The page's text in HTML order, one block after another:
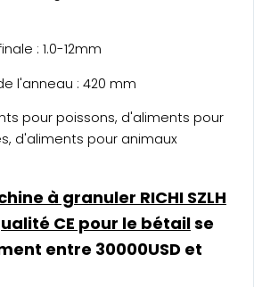
: 1.0-12mm
l'anneau : 420 mm
pour poissons, d'aliments pour
d'aliments pour animaux
à granuler RICHI SZLH
CE pour le bétailse
entre 30000USD et